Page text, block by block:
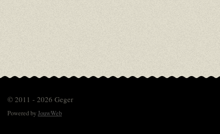
© 2011 - 2026 Geger
Powered byJouwWeb